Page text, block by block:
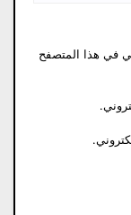
في هذا المتصفح